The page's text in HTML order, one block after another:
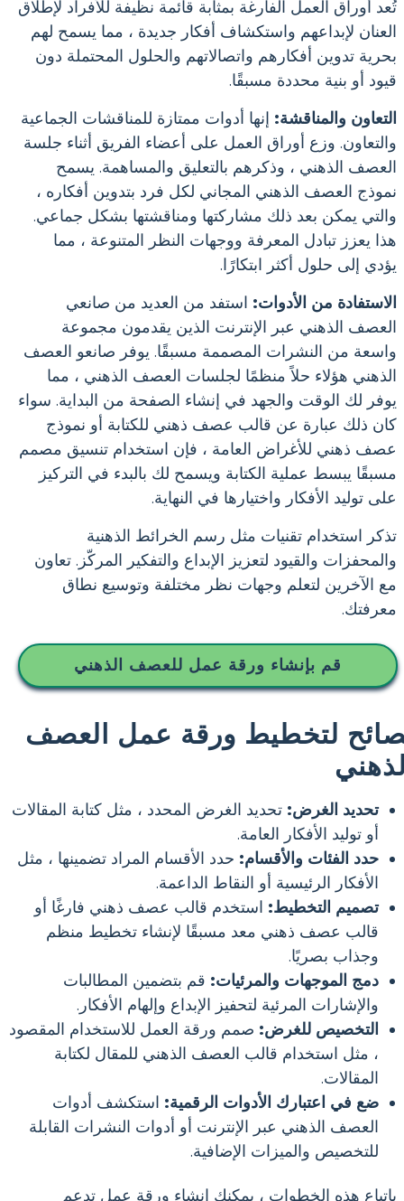
تُعد أوراق العمل الفارغة بمثابة قائمة نظيفة للأفراد لإطلاق
العنان لإبداعهم واستكشاف أفكار جديدة ، مما يسمح لهم
بحرية تدوين أفكارهم واتصالاتهم والحلول المحتملة دون
قيود أو بنية محددة مسبقًا.
التعاون والمناقشة: إنها أدوات ممتازة للمناقشات الجماعية
والتعاون. وزع أوراق العمل على أعضاء الفريق أثناء جلسة
العصف الذهني ، وذكرهم بالتعليق والمساهمة. يسمح
نموذج العصف الذهني المجاني لكل فرد بتدوين أفكاره ،
والتي يمكن بعد ذلك مشاركتها ومناقشتها بشكل جماعي.
هذا يعزز تبادل المعرفة ووجهات النظر المتنوعة ، مما
يؤدي إلى حلول أكثر ابتكارًا.
الاستفادة من الأدوات: استفد من العديد من صانعي
العصف الذهني عبر الإنترنت الذين يقدمون مجموعة
واسعة من النشرات المصممة مسبقًا. يوفر صانعو العصف
الذهني هؤلاء حلاً منظمًا لجلسات العصف الذهني ، مما
يوفر لك الوقت والجهد في إنشاء الصفحة من البداية. سواء
كان ذلك عبارة عن قالب عصف ذهني للكتابة أو نموذج
عصف ذهني للأغراض العامة ، فإن استخدام تنسيق مصمم
مسبقًا يبسط عملية الكتابة ويسمح لك بالبدء في التركيز
على توليد الأفكار واختيارها في النهاية.
تذكر استخدام تقنيات مثل رسم الخرائط الذهنية
والمحفزات والقيود لتعزيز الإبداع والتفكير المركّز. تعاون
مع الآخرين لتعلم وجهات نظر مختلفة وتوسيع نطاق
معرفتك.
قم بإنشاء ورقة عمل للعصف الذهني
لتخطيط ورقة عمل العصف
تحديد الغرض: تحديد الغرض المحدد ، مثل كتابة المقالات
أو توليد الأفكار العامة.
حدد الفئات والأقسام: حدد الأقسام المراد تضمينها ، مثل
الأفكار الرئيسية أو النقاط الداعمة.
تصميم التخطيط: استخدم قالب عصف ذهني فارغًا أو
قالب عصف ذهني معد مسبقًا لإنشاء تخطيط منظم
وجذاب بصريًا.
دمج الموجهات والمرئيات: قم بتضمين المطالبات
والإشارات المرئية لتحفيز الإبداع وإلهام الأفكار.
التخصيص للغرض: صمم ورقة العمل للاستخدام المقصود
، مثل استخدام قالب العصف الذهني للمقال لكتابة
المقالات.
ضع في اعتبارك الأدوات الرقمية: استكشف أدوات
العصف الذهني عبر الإنترنت أو أدوات النشرات القابلة
للتخصيص والميزات الإضافية.
باتباع هذه الخطوات ، يمكنك إنشاء ورقة عمل تدعم